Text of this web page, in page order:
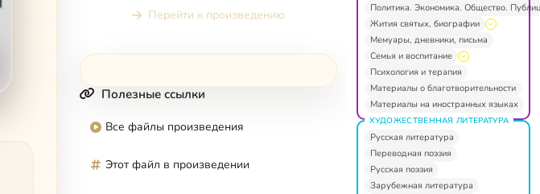
Перейти к произведению
Полезные ссылки
Все файлы произведения
Этот файл в произведении
Политика. Экономика. Общество.
Жития святых, биографии
Мемуары, дневники, письма
Семья и воспитание
Психология и терапия
Материалы о благотворительности
Материалы на иностранных языках
ХУДОЖЕСТВЕННАЯ ЛИТЕРАТУРА
Русская литература
Переводная поэзия
Русская поэзия
Зарубежная литература